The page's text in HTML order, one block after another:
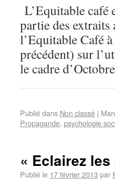
L’Equitable
partie des extraits
l’Equitable Café
précédent) sur
le cadre
Publié dans Non classé |
Propagande, psychologie
« Eclairez
Publié le 17 février 2013 par